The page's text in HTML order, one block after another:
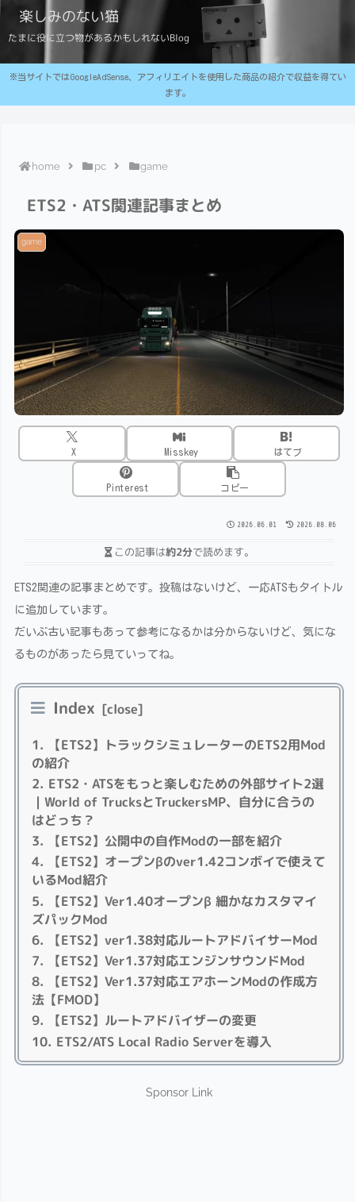
楽しみのない猫
たまに役に立つ物があるかもしれないBlog
※当サイトではGoogleAdSense、アフィリエイトを使用した商品の紹介で収益を得てい
ます。
home pc game
ETS2・ATS関連記事まとめ
game
X Misskey はてブ
Pinterest コピー
2026.06.01 2026.08.06
この記事は約2分で読めます。
ETS2関連の記事まとめです。投稿はないけど、一応ATSもタイトル
に追加しています。
だいぶ古い記事もあって参考になるかは分からないけど、気にな
るものがあったら見ていってね。
Index
【ETS2】トラックシミュレーターのETS2用Mod
の紹介
ETS2・ATSをもっと楽しむための外部サイト2選
｜World of TrucksとTruckersMP、自分に合うの
はどっち？
【ETS2】公開中の自作Modの一部を紹介
【ETS2】オープンβのver1.42コンボイで使えて
いるMod紹介
【ETS2】Ver1.40オープンβ 細かなカスタマイ
ズパックMod
【ETS2】ver1.38対応ルートアドバイサーMod
【ETS2】Ver1.37対応エンジンサウンドMod
【ETS2】Ver1.37対応エアホーンModの作成方
法【FMOD】
【ETS2】ルートアドバイザーの変更
ETS2/ATS Local Radio Serverを導入
Sponsor Link